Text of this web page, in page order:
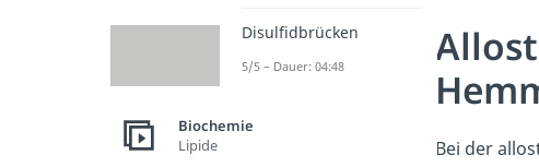
Bei der
Disulfidbrücken
5/5 – Dauer: 04:48
Biochemie
Lipide